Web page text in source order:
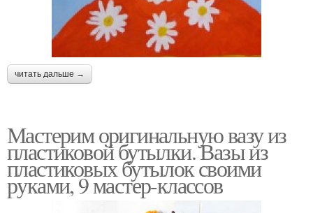
читать дальше →
Мастерим оригинальную вазу из
пластиковой бутылки. Вазы из
пластиковых бутылок своими
руками, 9 мастер-классов